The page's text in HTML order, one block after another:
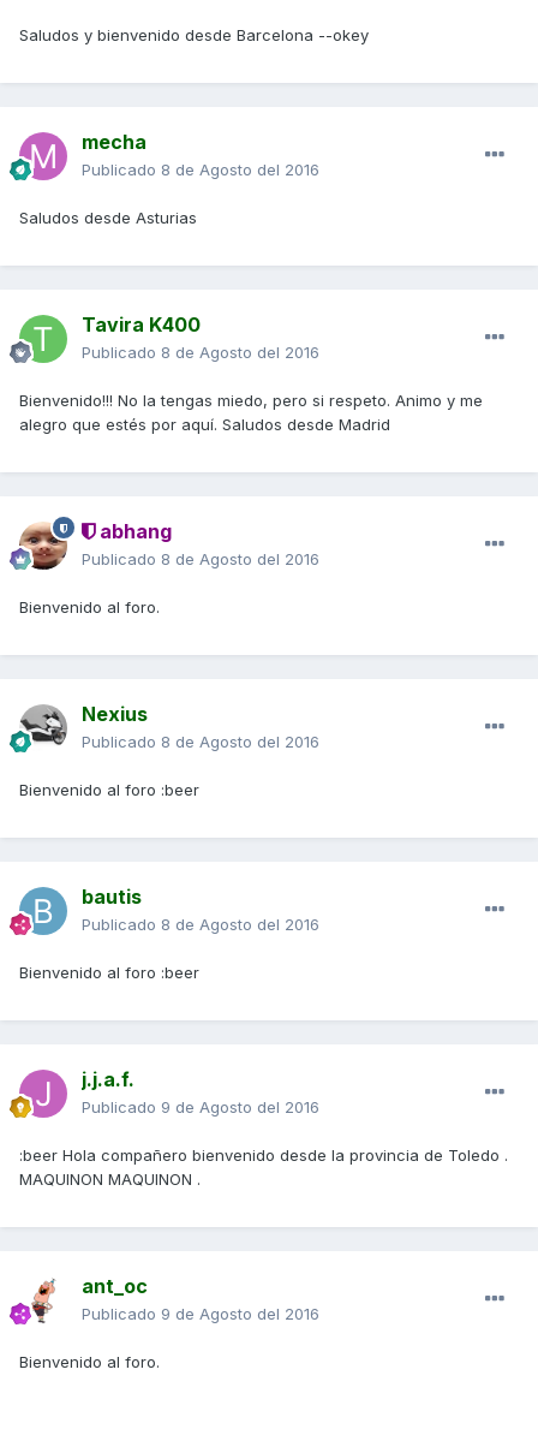
Saludos y bienvenido desde Barcelona --okey
mecha
Publicado 8 de Agosto del 2016
Saludos desde Asturias
Tavira K400
Publicado 8 de Agosto del 2016
Bienvenido!!! No la tengas miedo, pero si respeto. Animo y me
alegro que estés por aquí. Saludos desde Madrid
abhang
Publicado 8 de Agosto del 2016
Bienvenido al foro.
Nexius
Publicado 8 de Agosto del 2016
Bienvenido al foro :beer
bautis
Publicado 8 de Agosto del 2016
Bienvenido al foro :beer
j.j.a.f.
Publicado 9 de Agosto del 2016
:beer Hola compañero bienvenido desde la provincia de Toledo .
MAQUINON MAQUINON .
ant_oc
Publicado 9 de Agosto del 2016
Bienvenido al foro.